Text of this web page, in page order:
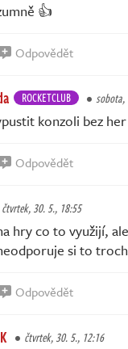
👍
Odpovědět
ROCKETCLUB sobota,
konzoli bez
Odpovědět
čtvrtek, 30. 5., 18:55
hry co to využijí,
si to
Odpovědět
čtvrtek, 30. 5., 12:16